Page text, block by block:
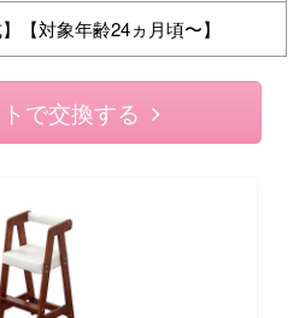
】【対象年齢24ヵ月頃〜】
で交換する